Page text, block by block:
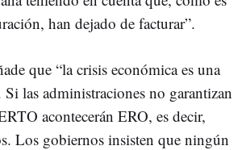
han dejado de facturar”.
que “la crisis económica es una
Si las administraciones no garantizan
acontecerán ERO, es decir,
Los gobiernos insisten que ningún